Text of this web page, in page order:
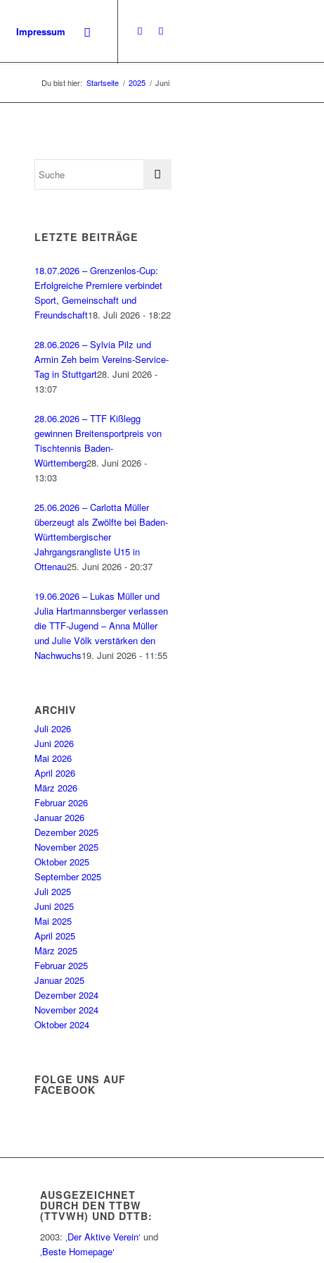
Impressum
Du bist hier: Startseite / 2025 / Juni
LETZTE BEITRÄGE
18.07.2026 – Grenzenlos-Cup:
Erfolgreiche Premiere verbindet
Sport, Gemeinschaft und
Freundschaft18. Juli 2026 - 18:22
28.06.2026 – Sylvia Pilz und
Armin Zeh beim Vereins-Service-
Tag in Stuttgart28. Juni 2026 -
13:07
28.06.2026 – TTF Kißlegg
gewinnen Breitensportpreis von
Tischtennis Baden-
Württemberg28. Juni 2026 -
13:03
25.06.2026 – Carlotta Müller
überzeugt als Zwölfte bei Baden-
Württembergischer
Jahrgangsrangliste U15 in
Ottenau25. Juni 2026 - 20:37
19.06.2026 – Lukas Müller und
Julia Hartmannsberger verlassen
die TTF-Jugend – Anna Müller
und Julie Völk verstärken den
Nachwuchs19. Juni 2026 - 11:55
ARCHIV
Juli 2026
Juni 2026
Mai 2026
April 2026
März 2026
Februar 2026
Januar 2026
Dezember 2025
November 2025
Oktober 2025
September 2025
Juli 2025
Juni 2025
Mai 2025
April 2025
März 2025
Februar 2025
Januar 2025
Dezember 2024
November 2024
Oktober 2024
FOLGE UNS AUF
FACEBOOK
AUSGEZEICHNET
DURCH DEN TTBW
(TTVWH) UND DTTB:
2003:‚Der Aktive Verein‘ und
‚Beste Homepage‘